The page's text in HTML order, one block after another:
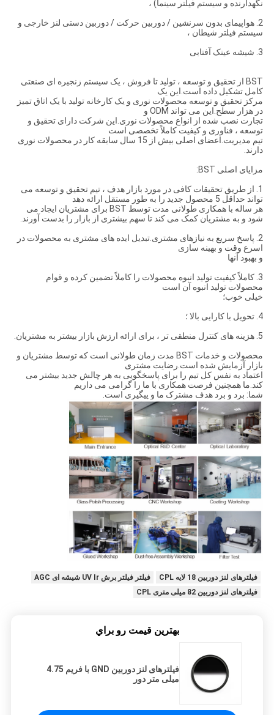
نگهدارنده و سیستم فیلتر سینما) ،
2. هواپیمای بدون سرنشین / دوربین حرکت / دوربین دستی لنز خارجی و
سیستم فیلتر شیطان ،
3. شیشه عینک آفتابی
BST از تحقیق و توسعه ، تولید تا فروش ، یک سیستم زنجیره ای صنعتی
کامل تشکیل داده است.این یک
مرکز تحقیق و توسعه محصولات نوری و یک کارخانه تولید با یک اتاق تمیز
در هزار سطح.این می تواند ODM و
تجارت نصب شده از انواع محصولات نوری.این شرکت دارای تحقیق و
توسعه ، فناوری و کیفیت کاملاً تخصصی است
تیم مدیریت.اعضای اصلی بیش از 15 سال سابقه کار در محصولات نوری
دارند.
مزایای اصلی BST:
1. از طریق تحقیقات کافی در مورد بازار هدف ، تیم تحقیق و توسعه می
تواند حداقل 5 محصول جدید را به طور مستقل ارائه دهد
هر ساله با همکاری طولانی مدت توسط BST برای مشتریان ایجاد می
شود و به مشتریان کمک می کند تا سهم بیشتری از بازار را بدست آورند.
2. پاسخ سریع به نیازهای مشتری.تبدیل ایده های مشتری به محصولات در
اسرع وقت و بهینه سازی
و بهبود آنها
3. كاملاً كیفیت تولید انبوه محصولات را كاملاً تضمین كرده و قوام
محصولات تولید انبوه آن است
خیلی خوب؛
4. تحویل با کارایی بالا ؛
5. هزینه های کنترل منطقی تر ، برای ارائه ارزش بازار بیشتر به مشتریان.
محصولات و خدمات BST مدت زمان طولانی است که توسط مشتریان و
بازار آزمایش شده است.رضایت مشتری
اعتماد به نفس کل تیم را برای پاسخگویی به هر چالش جدید بیشتر می
کند.ما همچنین فرصت همکاری با ما را گرامی می داریم
شما: برد و برد هدف مشترک ما و پیگیری است.
فیلترهای لنز دوربین 18 لایه CPL
فیلتر فیلتر برش UV Ir شیشه ای AGC
فیلترهای لنز دوربین 82 میلی متری CPL
بهترين قيمت رو براي
فیلترهای لنز دوربین GND با فریم 4.75
میلی متر دور